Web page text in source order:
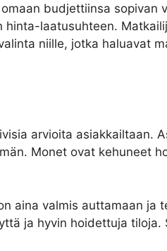
budjettiinsa sopivan
hinta-laatusuhteen.
niille, jotka haluavat
arvioita asiakkailtaan.
Monet ovat kehuneet
aina valmis auttamaan ja
ja hyvin hoidettuja tiloja.